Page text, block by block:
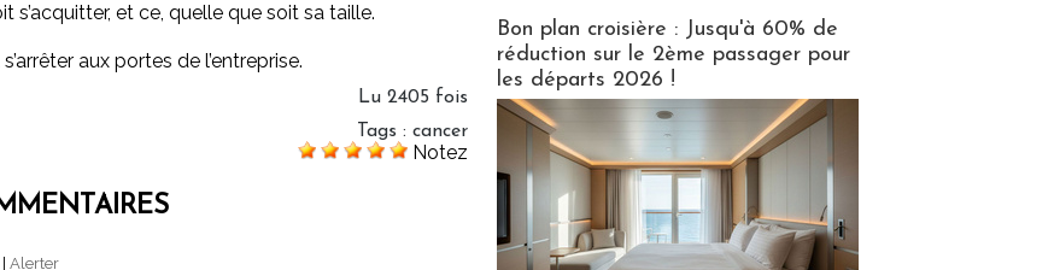
s’acquitter, et ce, quelle que soit sa taille.
aux portes de l’entreprise.
Lu 2405 fois
Tags : cancer
Notez
Alerter
Bon plan croisière : Jusqu'à 60% de
réduction sur le 2ème passager pour
les départs 2026 !